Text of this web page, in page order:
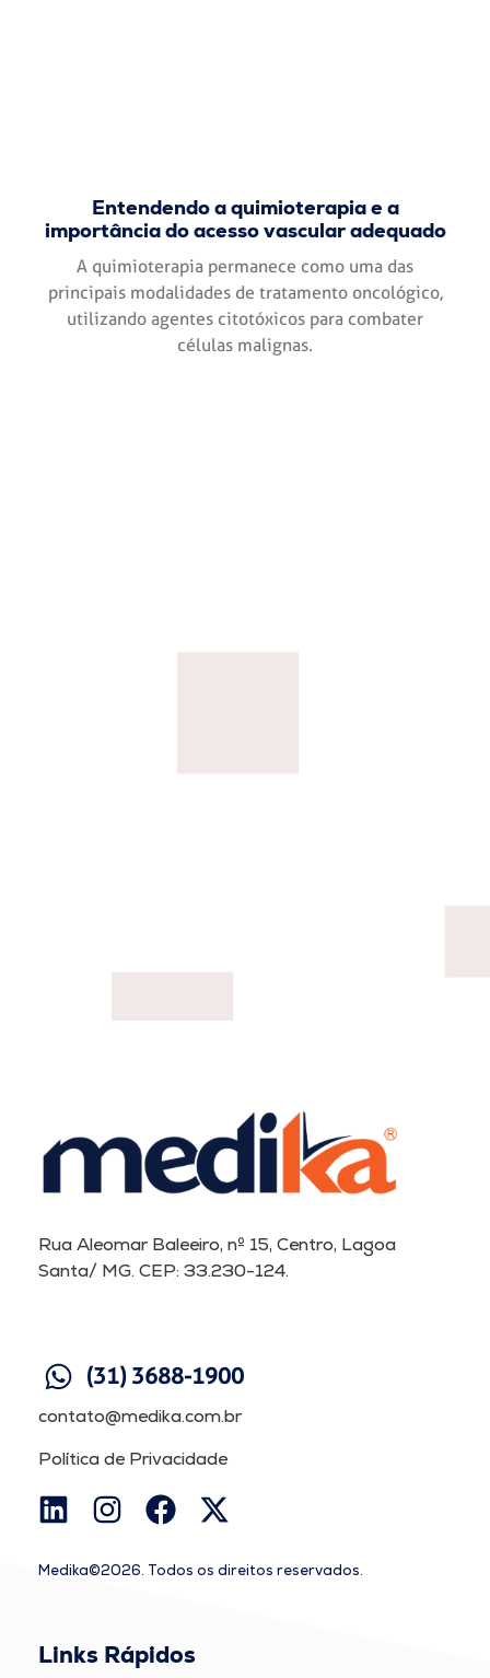
Entendendo a quimioterapia e a
importância do acesso vascular adequado
A quimioterapia permanece como uma das
principais modalidades de tratamento oncológico,
utilizando agentes citotóxicos para combater
células malignas.
Rua Aleomar Baleeiro, nº 15, Centro, Lagoa
Santa/ MG. CEP: 33.230-124.
(31) 3688-1900
contato@medika.com.br
Política de Privacidade
Medika©2026. Todos os direitos reservados.
Links Rápidos